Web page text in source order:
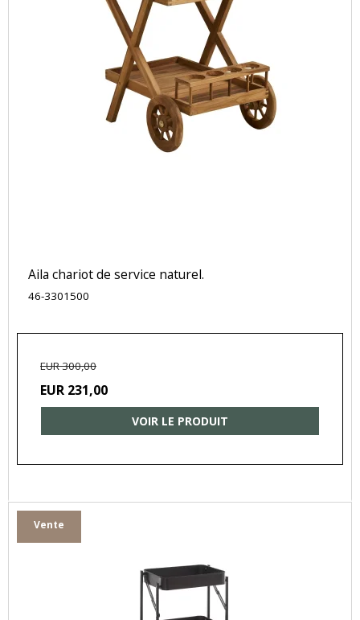
Aila chariot de service naturel.
46-3301500
EUR 300,00
EUR 231,00
VOIR LE PRODUIT
Vente